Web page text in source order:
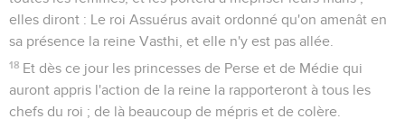
fléchissait point le genou et ne se prosternait point.
3 Et les serviteurs du roi, qui se tenaient à la porte du roi,
dirent à Mardochée : Pourquoi transgresses-tu l'ordre du roi ?
4 Comme ils le lui répétaient chaque jour et qu'il ne les
écoutait pas, ils en firent rapport à Haman, pour voir si